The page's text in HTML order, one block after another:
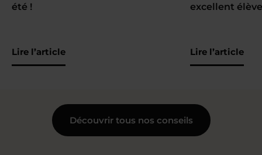
été !
Lire l’article
excellent élève
Lire l’article
Découvrir tous nos conseils